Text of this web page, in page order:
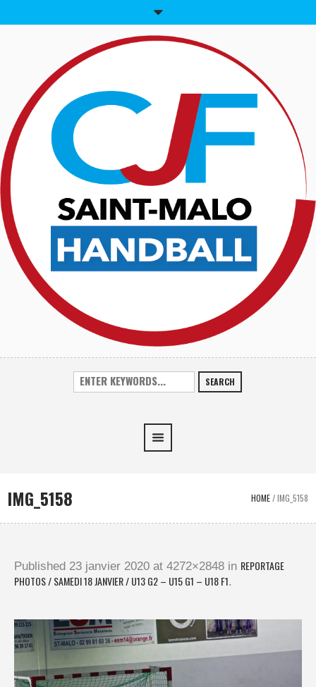
SEARCH
IMG_5158 HOME/IMG_5158
Published 23 janvier 2020 at 4272×2848 in REPORTAGE
PHOTOS / SAMEDI 18 JANVIER / U13 G2 – U15 G1 – U18 F1.